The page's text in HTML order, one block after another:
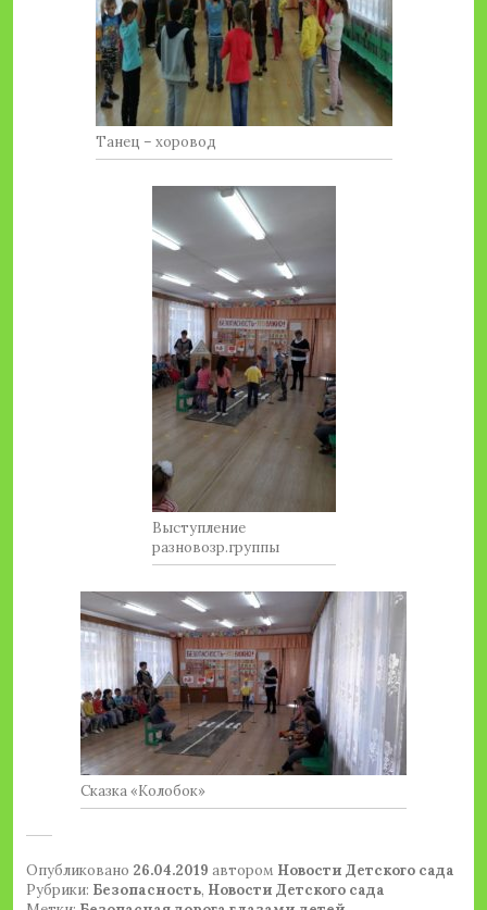
Танец – хоровод
Выступление
разновозр.группы
Сказка «Колобок»
Опубликовано 26.04.2019 автором Новости Детского сада
Рубрики: Безопасность, Новости Детского сада